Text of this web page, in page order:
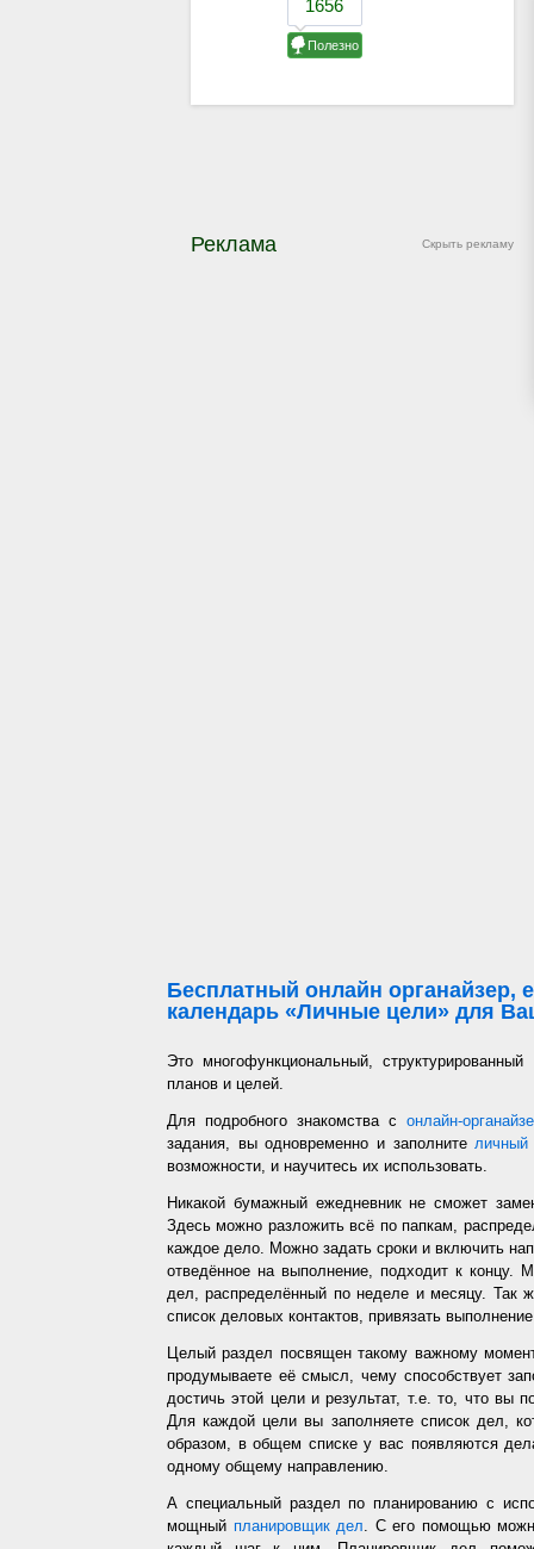
Скрыть рекламу
Реклама
Бесплатный онлайн органайзер,
календарь «Личные цели» для
Это многофункциональный,
планов и целей.
Для подробного знакомства с онлайн-
задания, вы одновременно и заполнителичный
возможности, и научитесь их использовать.
Никакой бумажный ежедневник не сможет
Здесь можно разложить всё по папкам,
каждое дело. Можно задать сроки и включить
отведённое на выполнение, подходит к концу.
дел, распределённый по неделе и месяцу. Так
список деловых контактов, привязать
Целый раздел посвящен такому важному
продумываете её смысл, чему способствует
достичь этой цели и результат, т.е. то, что вы
Для каждой цели вы заполняете список дел,
образом, в общем списке у вас появляются
одному общему направлению.
А специальный раздел по планированию с
мощный планировщик дел. С его помощью